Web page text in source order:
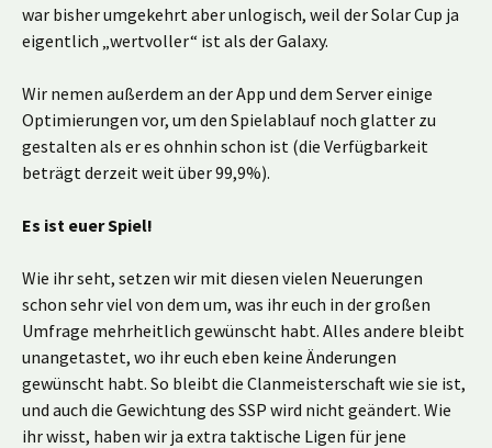
war bisher umgekehrt aber unlogisch, weil der Solar Cup ja
eigentlich „wertvoller“ ist als der Galaxy.
Wir nemen außerdem an der App und dem Server einige
Optimierungen vor, um den Spielablauf noch glatter zu
gestalten als er es ohnhin schon ist (die Verfügbarkeit
beträgt derzeit weit über 99,9%).
Es ist euer Spiel!
Wie ihr seht, setzen wir mit diesen vielen Neuerungen
schon sehr viel von dem um, was ihr euch in der großen
Umfrage mehrheitlich gewünscht habt. Alles andere bleibt
unangetastet, wo ihr euch eben keine Änderungen
gewünscht habt. So bleibt die Clanmeisterschaft wie sie ist,
und auch die Gewichtung des SSP wird nicht geändert. Wie
ihr wisst, haben wir ja extra taktische Ligen für jene